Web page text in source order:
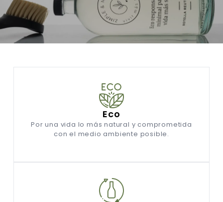
Eco
Por una vida lo más natural y comprometida
con el medio ambiente posible.